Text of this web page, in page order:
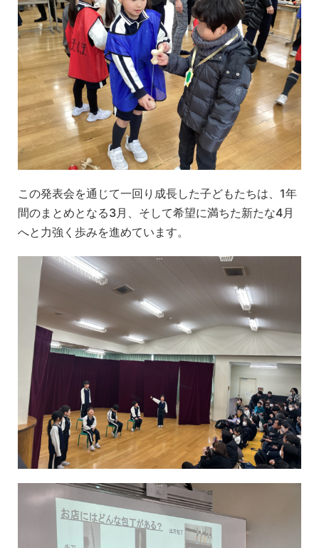
この発表会を通じて一回り成長した子どもたちは、1年
間のまとめとなる3月、そして希望に満ちた新たな4月
へと力強く歩みを進めています。